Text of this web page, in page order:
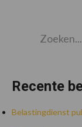
Recente
Belastingdienst